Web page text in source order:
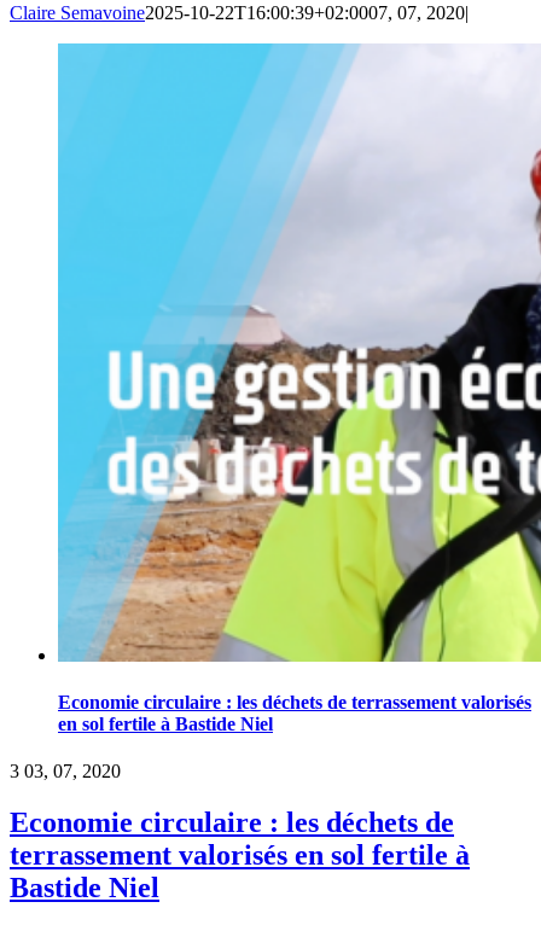
Claire Semavoine2025-10-22T16:00:39+02:0007, 07, 2020|
Economie circulaire : les déchets de terrassement valorisés
en sol fertile à Bastide Niel
3 03, 07, 2020
Economie circulaire : les déchets de
terrassement valorisés en sol fertile à
Bastide Niel